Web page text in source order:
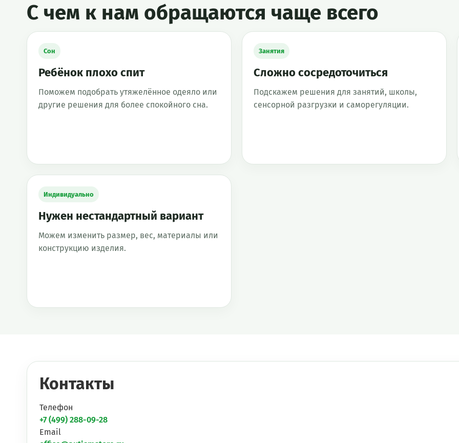
С чем к нам обращаются чаще всего
Сон
Ребёнок плохо спит
Поможем подобрать утяжелённое одеяло или
другие решения для более спокойного сна.
Занятия
Сложно сосредоточиться
Подскажем решения для занятий, школы,
сенсорной разгрузки и саморегуляции.
Индивидуально
Нужен нестандартный вариант
Можем изменить размер, вес, материалы или
конструкцию изделия.
Контакты
Телефон
+7 (499) 288-09-28
Email